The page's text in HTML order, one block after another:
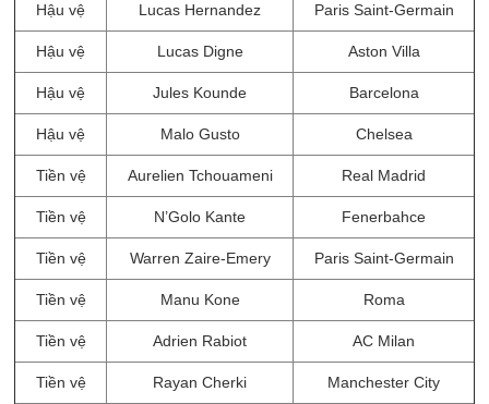
Hậu vệ Lucas Hernandez Paris Saint-Germain
Hậu vệ Lucas Digne Aston Villa
Hậu vệ Jules Kounde Barcelona
Hậu vệ Malo Gusto Chelsea
Tiền vệ Aurelien Tchouameni Real Madrid
Tiền vệ N’Golo Kante Fenerbahce
Tiền vệ Warren Zaire-Emery Paris Saint-Germain
Tiền vệ Manu Kone Roma
Tiền vệ Adrien Rabiot AC Milan
Tiền vệ Rayan Cherki Manchester City